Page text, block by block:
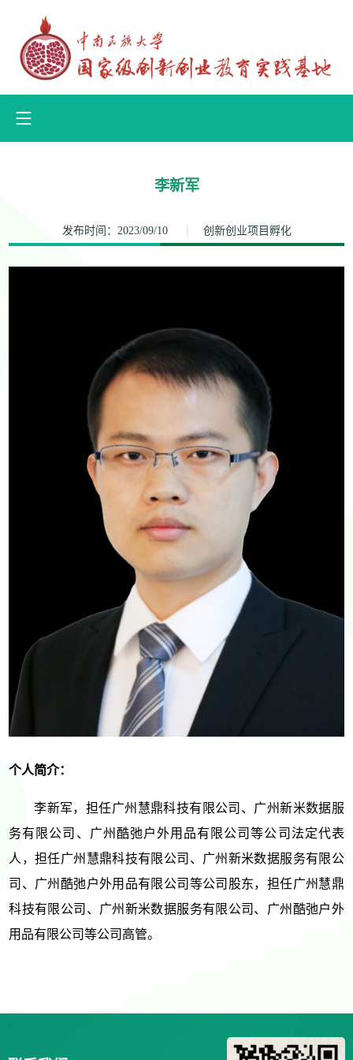
李新军
发布时间：2023/09/10 创新创业项目孵化
个人简介：
李新军， 担任广州慧鼎科技有限公司、广州新米数据服
务有限公司、广州酷弛户外用品有限公司等公司法定代表
人，担任广州慧鼎科技有限公司、广州新米数据服务有限公
司、广州酷弛户外用品有限公司等公司股东，担任广州慧鼎
科技有限公司、广州新米数据服务有限公司、广州酷弛户外
用品有限公司等公司高管。